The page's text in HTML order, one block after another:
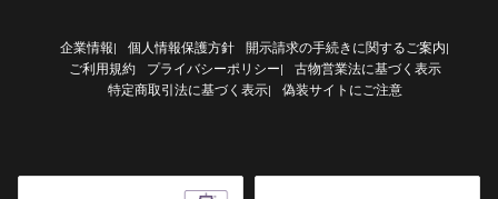
企業情報| 個人情報保護方針 開示請求の手続きに関するご案内|
ご利用規約 プライバシーポリシー|
古物営業法に基づく表示
特定商取引法に基づく表示| 偽装サイトにご注意